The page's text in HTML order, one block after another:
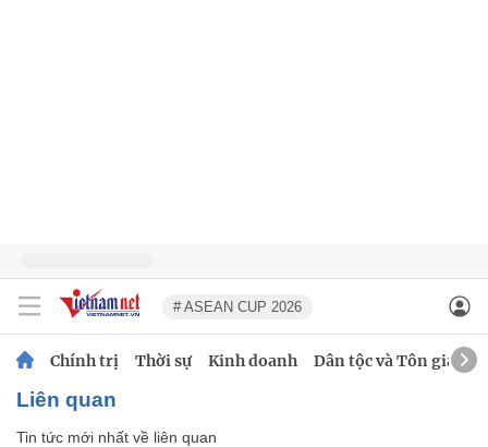
# ASEAN CUP 2026
Chính trị Thời sự Kinh doanh Dân tộc và Tôn giáo
liên quan
Tin tức mới nhất về liên quan